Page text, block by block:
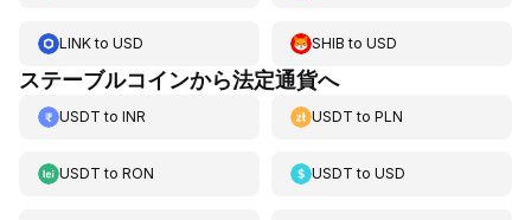
LINKto USD SHIB toUSD
ステーブルコインから法定通貨へ
USDT to INR USDT toPLN
USDT to RON USDT toUSD